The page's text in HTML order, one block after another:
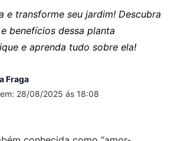
e transforme seu jardim! Descubra
benefícios dessa planta
e aprenda tudo sobre ela!
Fraga
28/08/2025 ás 18:08